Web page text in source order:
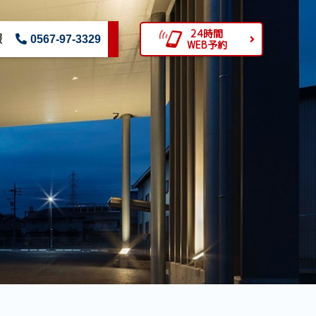
0567-97-3329
24時間
WEB予約